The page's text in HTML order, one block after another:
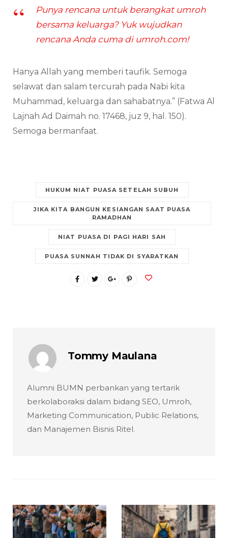
Punya rencana untuk berangkat umroh
bersama keluarga? Yuk wujudkan
rencana Anda cuma di umroh.com!
Hanya Allah yang memberi taufik. Semoga
selawat dan salam tercurah pada Nabi kita
Muhammad, keluarga dan sahabatnya.” (Fatwa Al
Lajnah Ad Daimah no. 17468, juz 9, hal. 150).
Semoga bermanfaat.
HUKUM NIAT PUASA SETELAH SUBUH
JIKA KITA BANGUN KESIANGAN SAAT PUASA
RAMADHAN
NIAT PUASA DI PAGI HARI SAH
PUASA SUNNAH TIDAK DI SYARATKAN
Tommy Maulana
Alumni BUMN perbankan yang tertarik
berkolaboraksi dalam bidang SEO, Umroh,
Marketing Communication, Public Relations,
dan Manajemen Bisnis Ritel.